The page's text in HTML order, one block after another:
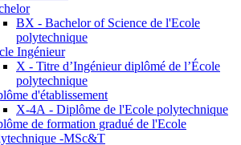
BX - Bachelor of Science de l'Ecole
polytechnique
Ingénieur
X - Titre d’Ingénieur diplômé de l’École
polytechnique
d'établissement
X-4A - Diplôme de l'Ecole polytechnique
de formation gradué de l'Ecole
-MSc&T